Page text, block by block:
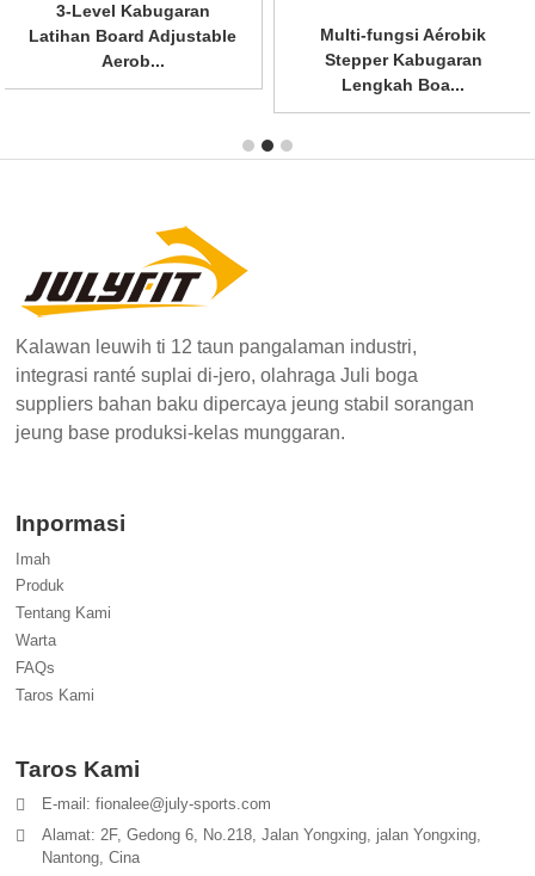
3-Level Kabugaran
Latihan Board Adjustable
Aerob...
Multi-fungsi Aérobik
Stepper Kabugaran
Lengkah Boa...
Kalawan leuwih ti 12 taun pangalaman industri,
integrasi ranté suplai di-jero, olahraga Juli boga
suppliers bahan baku dipercaya jeung stabil sorangan
jeung base produksi-kelas munggaran.
Inpormasi
Imah
Produk
Tentang Kami
Warta
FAQs
Taros Kami
Taros Kami
E-mail: fionalee@july-sports.com
Alamat: 2F, Gedong 6, No.218, Jalan Yongxing, jalan Yongxing,
Nantong, Cina